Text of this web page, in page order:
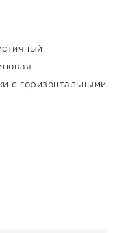
с горизонтальными